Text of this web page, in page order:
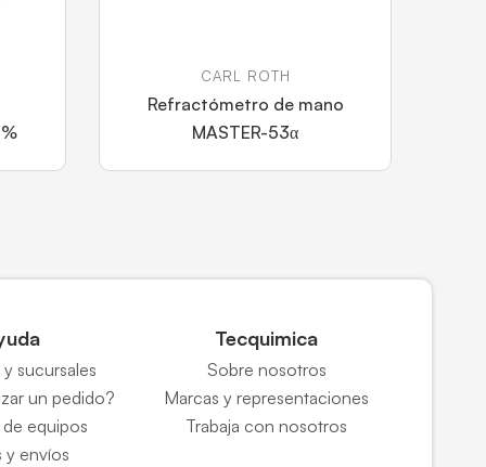
CARL ROTH
Refractómetro de mano
MASTER-53α
sucursales
un pedido?
de equipos
y envíos
Tecquimica
Sobre nosotros
Marcas y representaciones
Trabaja con nosotros